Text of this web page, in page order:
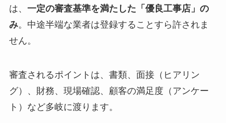
は、 一定の審査基準を満たした「優良工事店」の
み。中途半端な業者は登録することすら許されま
せん。
審査されるポイントは、書類、面接（ヒアリン
グ）、財務、現場確認、顧客の満足度（アンケー
ト）など多岐に渡ります。